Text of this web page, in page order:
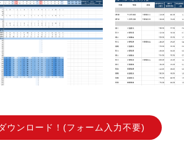
ウンロード！ (フォーム入力不要)